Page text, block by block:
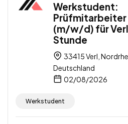
Werkstudent:
(m/w/d) für
Stunde
33415 Verl,
Deutschland
02/08/2026
Werkstudent